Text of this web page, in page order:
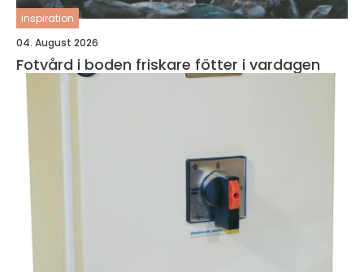
inspiration
04. August 2026
Fotvård i boden friskare fötter i vardagen